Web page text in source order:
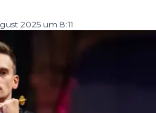
2025 um 8:11